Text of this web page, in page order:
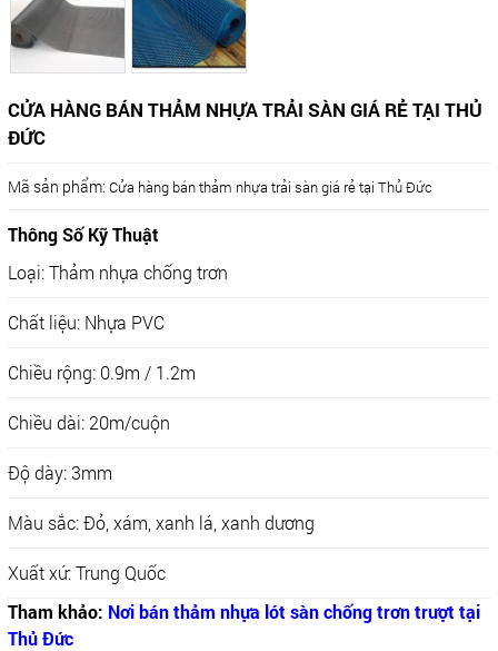
CỬA HÀNG BÁN THẢM NHỰA TRẢI SÀN GIÁ RẺ TẠI THỦ
ĐỨC
Mã sản phẩm: Cửa hàng bán thảm nhựa trải sàn giá rẻ tại Thủ Đức
Thông Số Kỹ Thuật
Loại: Thảm nhựa chống trơn
Chất liệu: Nhựa PVC
Chiều rộng: 0.9m / 1.2m
Chiều dài: 20m/cuộn
Độ dày: 3mm
Màu sắc: Đỏ, xám, xanh lá, xanh dương
Xuất xứ: Trung Quốc
Tham khảo: Nơi bán thảm nhựa lót sàn chống trơn trượt tại
Thủ Đức